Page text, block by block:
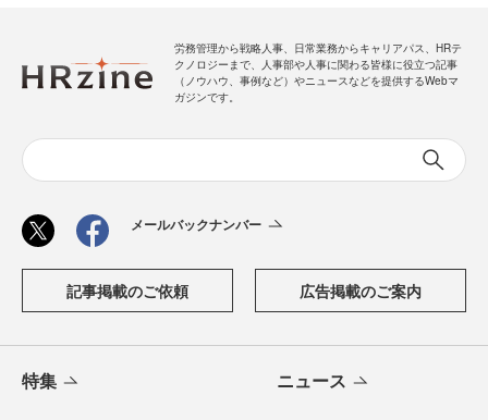
労務管理から戦略人事、日常業務からキャリアパス、HRテ
クノロジーまで、人事部や人事に関わる皆様に役立つ記事
（ノウハウ、事例など）やニュースなどを提供するWebマ
ガジンです。
メールバックナンバー
記事掲載のご依頼 広告掲載のご案内
特集 ニュース